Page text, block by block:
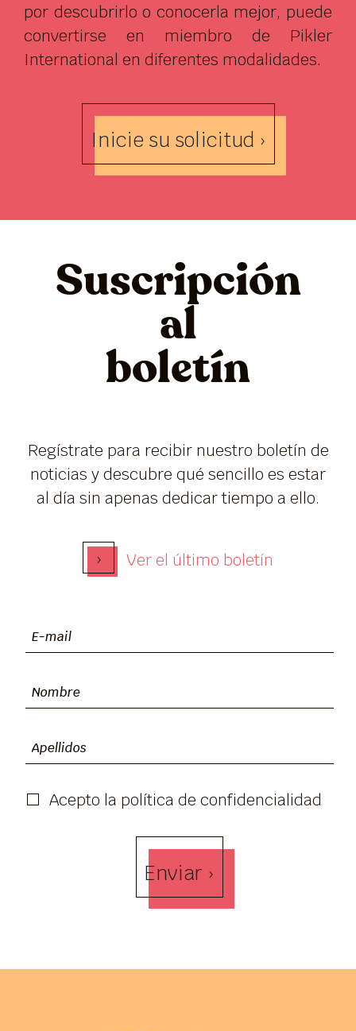
por descubrirlo o conocerla mejor, puede
convertirse en miembro de Pikler
International en diferentes modalidades.
Inicie su solicitud ›
Suscripción
al
boletín
Regístrate para recibir nuestro boletín de
noticias y descubre qué sencillo es estar
al día sin apenas dedicar tiempo a ello.
› Ver el último boletín
Acepto la política de confidencialidad
Enviar ›